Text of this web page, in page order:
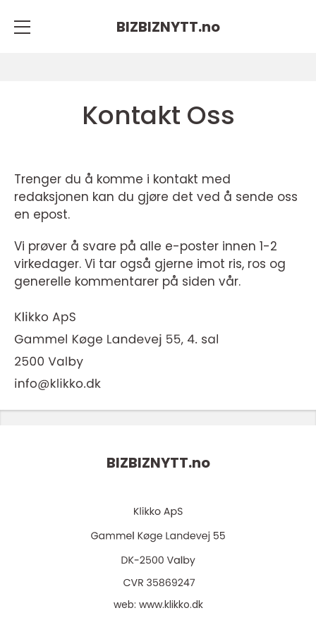
BIZBIZNYTT.no
Kontakt Oss
Trenger du å komme i kontakt med
redaksjonen kan du gjøre det ved å sende oss
en epost.
Vi prøver å svare på alle e-poster innen 1-2
virkedager. Vi tar også gjerne imot ris, ros og
generelle kommentarer på siden vår.
BIZBIZNYTT.no
web: www.klikko.dk